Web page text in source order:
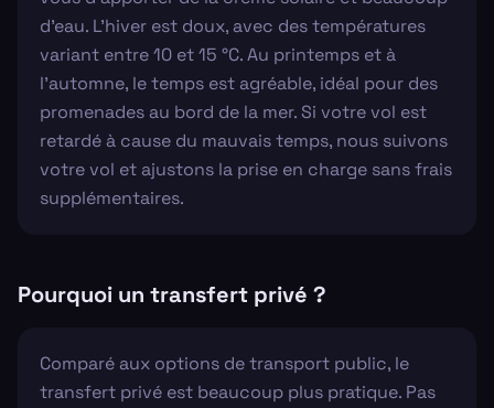
d'eau. L'hiver est doux, avec des températures
variant entre 10 et 15 °C. Au printemps et à
l'automne, le temps est agréable, idéal pour des
promenades au bord de la mer. Si votre vol est
retardé à cause du mauvais temps, nous suivons
votre vol et ajustons la prise en charge sans frais
supplémentaires.
Pourquoi un transfert privé ?
Comparé aux options de transport public, le
transfert privé est beaucoup plus pratique. Pas